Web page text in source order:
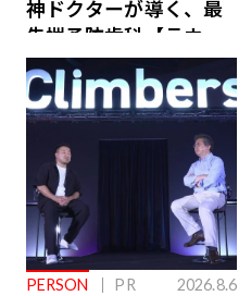
神ドクターが導く、最
先端予防歯科【ラウン
ジ会員特典あり】
PERSON PR 2026.8.6